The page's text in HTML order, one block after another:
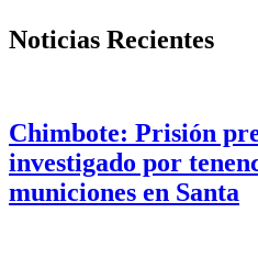
Noticias Recientes
Chimbote: Prisión
investigado por
municiones en Santa